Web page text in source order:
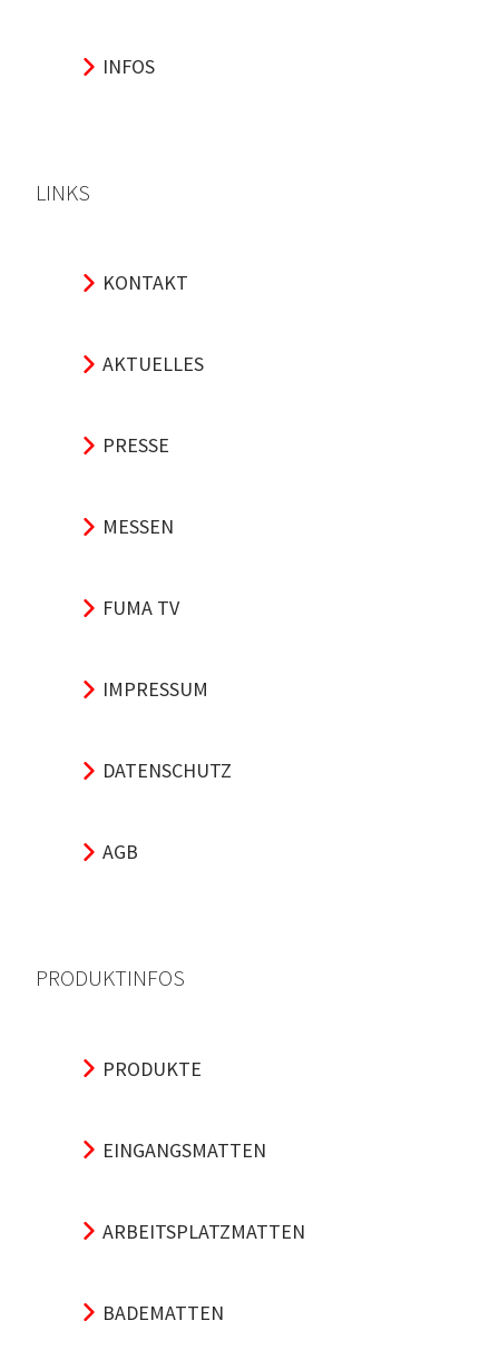
INFOS
LINKS
KONTAKT
AKTUELLES
PRESSE
MESSEN
FUMA TV
IMPRESSUM
DATENSCHUTZ
AGB
PRODUKTINFOS
PRODUKTE
EINGANGSMATTEN
ARBEITSPLATZMATTEN
BADEMATTEN